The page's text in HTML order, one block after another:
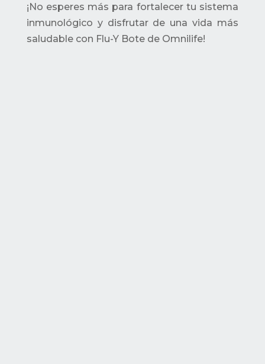
¡No esperes más para fortalecer tu sistema
inmunológico y disfrutar de una vida más
saludable con Flu-Y Bote de Omnilife!